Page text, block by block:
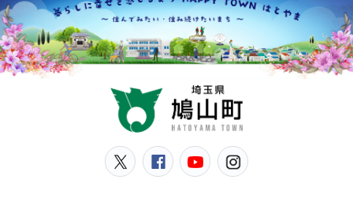
鳩山町公式Twitter
鳩山町公式Facebook
鳩山町公式